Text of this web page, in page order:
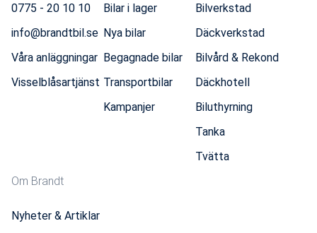
0775 - 20 10 10
info@brandtbil.se
Våra anläggningar
Visselblåsartjänst
Bilar i lager
Nya bilar
Begagnade bilar
Transportbilar
Kampanjer
Bilverkstad
Däckverkstad
Bilvård & Rekond
Däckhotell
Biluthyrning
Tanka
Tvätta
Om Brandt
Nyheter & Artiklar